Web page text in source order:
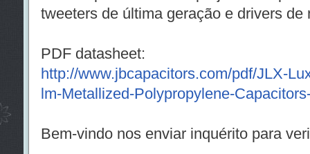
tweeters de última geração e drivers de
PDF datasheet:
http://www.jbcapacitors.com/pdf/JLX-
lm-Metallized-Polypropylene-
Bem-vindo nos enviar inquérito para